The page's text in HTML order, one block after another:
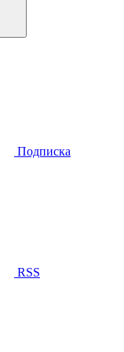
Подписка
RSS